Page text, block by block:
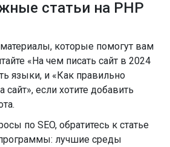
статьи на PHP
материалы, которые помогут вам
«На чем писать сайт в 2024
языки, и «Как правильно
сайт», если хотите добавить
по SEO, обратитесь к статье
лучшие среды